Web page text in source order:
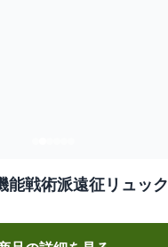
能戦術派遠征リュック